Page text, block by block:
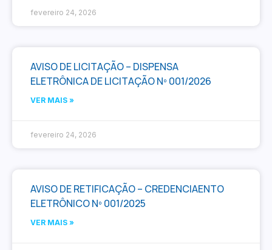
fevereiro 24, 2026
AVISO DE LICITAÇÃO – DISPENSA
ELETRÔNICA DE LICITAÇÃO Nº 001/2026
VER MAIS »
fevereiro 24, 2026
AVISO DE RETIFICAÇÃO – CREDENCIAENTO
ELETRÔNICO Nº 001/2025
VER MAIS »